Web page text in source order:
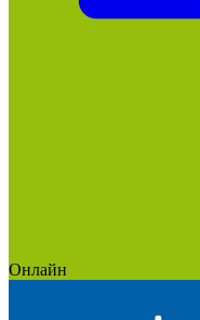
Онлайн